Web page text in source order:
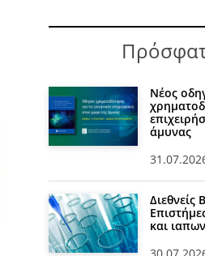
Νέος
άμυνας
Διεθνείς
και